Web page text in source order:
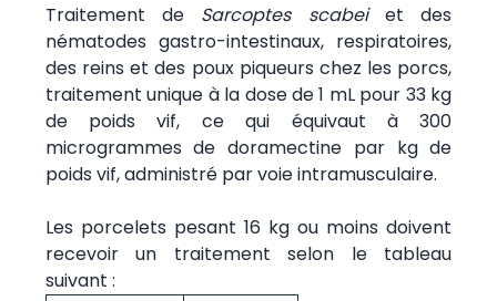
Traitement de Sarcoptes scabeiet des
nématodes gastro-intestinaux, respiratoires,
des reins et des poux piqueurs chez les porcs,
traitement unique à la dose de 1 mL pour 33 kg
de poids vif, ce qui équivaut à 300
microgrammes de doramectine par kg de
poids vif, administré par voie intramusculaire.
Les porcelets pesant 16 kg ou moins doivent
recevoir un traitement selon le tableau
suivant :